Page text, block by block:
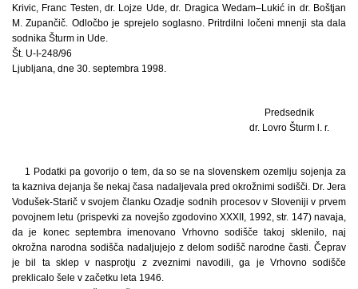
Krivic, Franc Testen, dr. Lojze Ude, dr. Dragica Wedam–Lukić in dr. Boštjan
M. Zupančič. Odločbo je sprejelo soglasno. Pritrdilni ločeni mnenji sta dala
sodnika Šturm in Ude.
Št. U-I-248/96
Ljubljana, dne 30. septembra 1998.
Predsednik
dr. Lovro Šturm l. r.
1 Podatki pa govorijo o tem, da so se na slovenskem ozemlju sojenja za
ta kazniva dejanja še nekaj časa nadaljevala pred okrožnimi sodišči. Dr. Jera
Vodušek-Starič v svojem članku Ozadje sodnih procesov v Sloveniji v prvem
povojnem letu (prispevki za novejšo zgodovino XXXII, 1992, str. 147) navaja,
da je konec septembra imenovano Vrhovno sodišče takoj sklenilo, naj
okrožna narodna sodišča nadaljujejo z delom sodišč narodne časti. Čeprav
je bil ta sklep v nasprotju z zveznimi navodili, ga je Vrhovno sodišče
preklicalo šele v začetku leta 1946.